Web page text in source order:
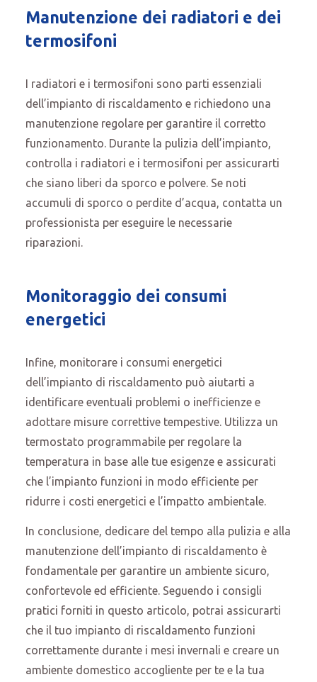
Manutenzione dei radiatori e dei
termosifoni
I radiatori e i termosifoni sono parti essenziali
dell’impianto di riscaldamento e richiedono una
manutenzione regolare per garantire il corretto
funzionamento. Durante la pulizia dell’impianto,
controlla i radiatori e i termosifoni per assicurarti
che siano liberi da sporco e polvere. Se noti
accumuli di sporco o perdite d’acqua, contatta un
professionista per eseguire le necessarie
riparazioni.
Monitoraggio dei consumi
energetici
Infine, monitorare i consumi energetici
dell’impianto di riscaldamento può aiutarti a
identificare eventuali problemi o inefficienze e
adottare misure correttive tempestive. Utilizza un
termostato programmabile per regolare la
temperatura in base alle tue esigenze e assicurati
che l’impianto funzioni in modo efficiente per
ridurre i costi energetici e l’impatto ambientale.
In conclusione, dedicare del tempo alla pulizia e alla
manutenzione dell’impianto di riscaldamento è
fondamentale per garantire un ambiente sicuro,
confortevole ed efficiente. Seguendo i consigli
pratici forniti in questo articolo, potrai assicurarti
che il tuo impianto di riscaldamento funzioni
correttamente durante i mesi invernali e creare un
ambiente domestico accogliente per te e la tua